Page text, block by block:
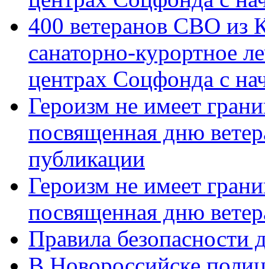
400 ветеранов СВО из
санаторно-курортное
центрах Соцфонда с
Героизм не имеет
посвященная дню
публикации
Героизм не имеет
посвященная дню
Правила безопасности